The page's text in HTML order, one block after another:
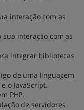
interação com as
sua interação com as
integrar bibliotecas
de uma linguagem
o JavaScript.
PHP.
de servidores